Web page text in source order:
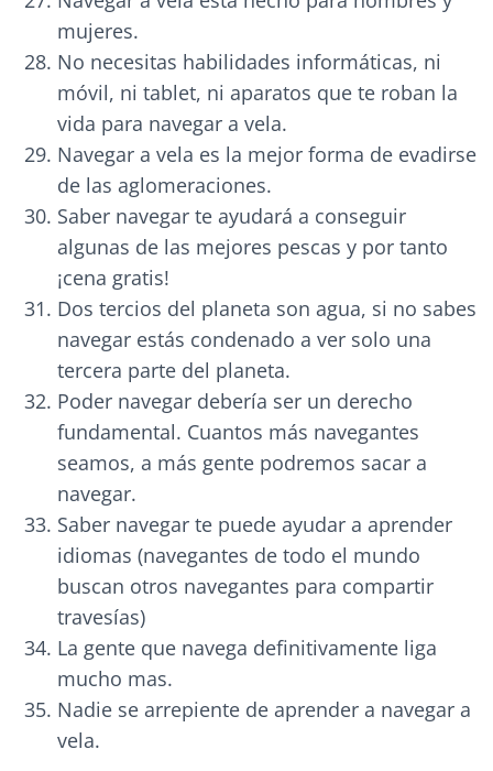
mujeres.
No necesitas habilidades informáticas, ni
móvil, ni tablet, ni aparatos que te roban la
vida para navegar a vela.
Navegar a vela es la mejor forma de evadirse
de las aglomeraciones.
Saber navegar te ayudará a conseguir
algunas de las mejores pescas y por tanto
¡cena gratis!
Dos tercios del planeta son agua, si no sabes
navegar estás condenado a ver solo una
tercera parte del planeta.
Poder navegar debería ser un derecho
fundamental. Cuantos más navegantes
seamos, a más gente podremos sacar a
navegar.
Saber navegar te puede ayudar a aprender
idiomas (navegantes de todo el mundo
buscan otros navegantes para compartir
travesías)
La gente que navega definitivamente liga
mucho mas.
Nadie se arrepiente de aprender a navegar a
vela.